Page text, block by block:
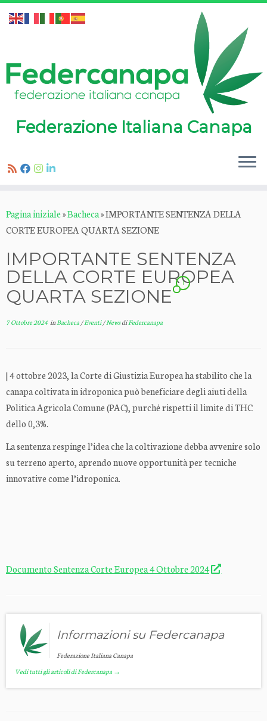
al
contenuto
Federazione Italiana Canapa
Pagina iniziale»Bacheca»IMPORTANTE SENTENZA DELLA
CORTE EUROPEA QUARTA SEZIONE
IMPORTANTE SENTENZA
DELLA CORTE EUROPEA
QUARTA SEZIONE
1
7 Ottobre 2024inBacheca /Eventi/NewsdiFedercanapa
| 4 ottobre 2023, la Corte di Giustizia Europea ha stabilito che la
canapa coltivata in idroponica può beneficiare degli aiuti della
Politica Agricola Comune (PAC), purché rispetti il limite di THC
dello 0,3%.
La sentenza respinge l’idea che la coltivazione debba avvenire solo
su terreno aperto, aprendo nuove opportunità per tecniche
innovative come l’idroponica.
Documento Sentenza Corte Europea 4 Ottobre 2024
Informazioni su Federcanapa
Federazione Italiana Canapa
Vedi tutti gli articoli di Federcanapa →